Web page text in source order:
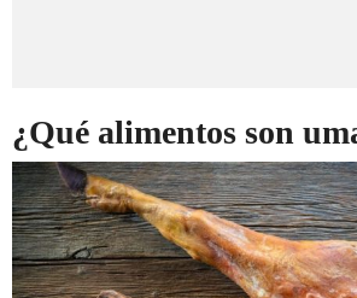
¿Qué alimentos son